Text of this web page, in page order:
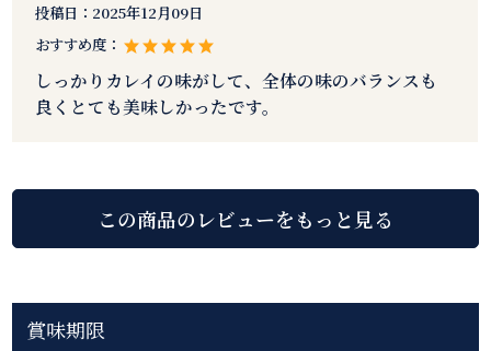
投稿日： 2025年12月09日
おすすめ度：
しっかりカレイの味がして、全体の味のバランスも
良くとても美味しかったです。
賞味期限